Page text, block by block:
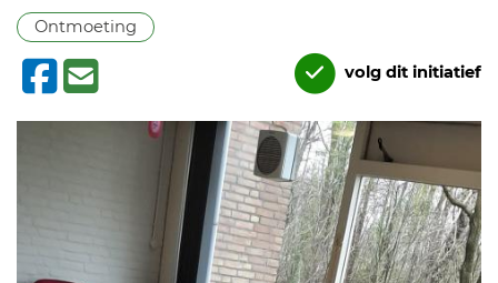
Ontmoeting
volg dit initiatief